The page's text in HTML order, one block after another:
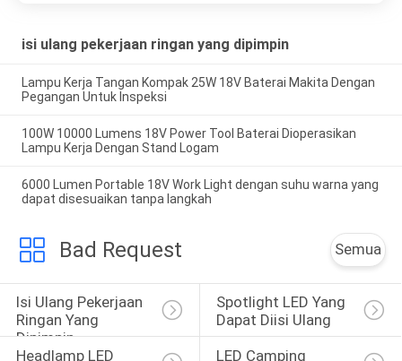
isi ulang pekerjaan ringan yang dipimpin
Lampu Kerja Tangan Kompak 25W 18V Baterai Makita Dengan
Pegangan Untuk Inspeksi
100W 10000 Lumens 18V Power Tool Baterai Dioperasikan
Lampu Kerja Dengan Stand Logam
6000 Lumen Portable 18V Work Light dengan suhu warna yang
dapat disesuaikan tanpa langkah
Bad Request Semua
Isi Ulang Pekerjaan
Ringan Yang
Dipimpin
Spotlight LED Yang
Dapat Diisi Ulang
Headlamp LED
LED Camping